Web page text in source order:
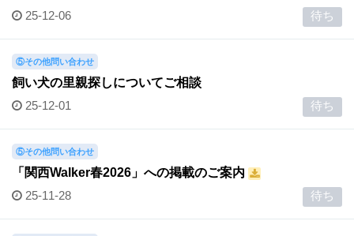
25-12-06 待ち
⑤その他問い合わせ
飼い犬の里親探しについてご相談
25-12-01 待ち
⑤その他問い合わせ
「関西Walker春2026」への掲載のご案内
25-11-28 待ち